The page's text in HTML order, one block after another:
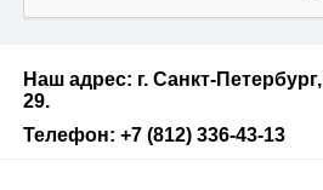
Наш адрес: г. Санкт-
29.
Телефон: +7 (812) 336-43-13